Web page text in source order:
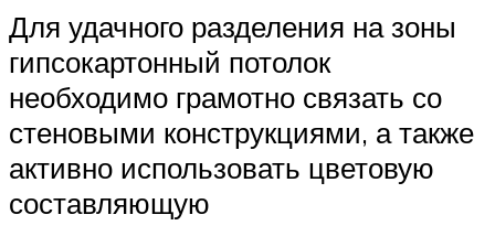
Для удачного разделения на зоны
гипсокартонный потолок
необходимо грамотно связать со
стеновыми конструкциями, а также
активно использовать цветовую
составляющую